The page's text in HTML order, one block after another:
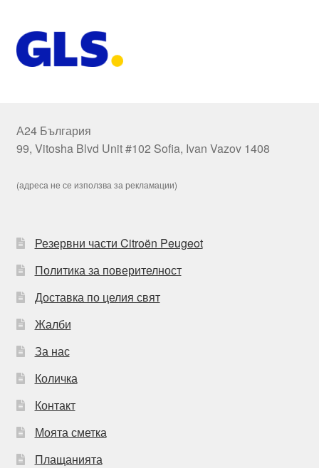
А24 България
99, Vitosha Blvd Unit #102 Sofia, Ivan Vazov 1408
(адреса не се използва за рекламации)
Резервни части Citroën Peugeot
Политика за поверителност
Доставка по целия свят
Жалби
За нас
Количка
Контакт
Моята сметка
Плащанията